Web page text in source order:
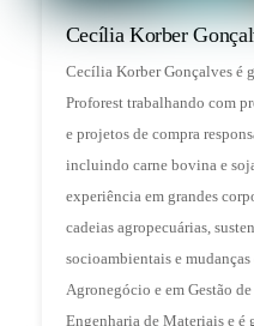
Cecília Korber
Cecília Korber Gonçalves é
Proforest trabalhando com
e projetos de compra
incluindo carne bovina e
experiência em grandes
cadeias agropecuárias,
socioambientais e
Agronegócio e em Gestão
Engenharia de Materiais e é